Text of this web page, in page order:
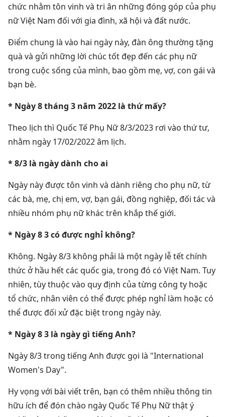
chức nhằm tôn vinh và tri ân những đóng góp của phụ
nữ Việt Nam đối với gia đình, xã hội và đất nước.
Điểm chung là vào hai ngày này, đàn ông thường tặng
quà và gửi những lời chúc tốt đẹp đến các phụ nữ
trong cuộc sống của mình, bao gồm mẹ, vợ, con gái và
bạn bè.
* Ngày 8 tháng 3 năm 2022 là thứ mấy?
Theo lịch thì Quốc Tế Phụ Nữ 8/3/2023 rơi vào thứ tư,
nhằm ngày 17/02/2022 âm lịch.
* 8/3 là ngày dành cho ai
Ngày này được tôn vinh và dành riêng cho phụ nữ, từ
các bà, mẹ, chị em, vợ, bạn gái, đồng nghiệp, đối tác và
nhiều nhóm phụ nữ khác trên khắp thế giới.
* Ngày 8 3 có được nghỉ không?
Không. Ngày 8/3 không phải là một ngày lễ tết chính
thức ở hầu hết các quốc gia, trong đó có Việt Nam. Tuy
nhiên, tùy thuộc vào quy định của từng công ty hoặc
tổ chức, nhân viên có thể được phép nghỉ làm hoặc có
thể được đối xử đặc biệt trong ngày này.
* Ngày 8 3 là ngày gì tiếng Anh?
Ngày 8/3 trong tiếng Anh được gọi là "International
Women's Day".
Hy vọng với bài viết trên, bạn có thêm nhiều thông tin
hữu ích để đón chào ngày Quốc Tế Phụ Nữ thật ý